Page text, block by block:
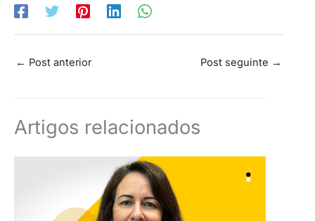
← Post anterior Post seguinte →
Artigos relacionados